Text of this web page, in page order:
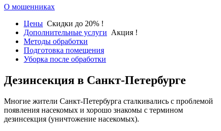
О мошенниках
Цены Скидки до 20% !
Дополнительные услуги Акция !
Методы обработки
Подготовка помещения
Уборка после обработки
Дезинсекция в Санкт-Петербурге
Многие жители Санкт-Петербурга сталкивались с проблемой
появления насекомых и хорошо знакомы с термином
дезинсекция (уничтожение насекомых).